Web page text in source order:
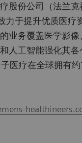
股份公司（法兰克
力于提升优质医疗
业务覆盖医学影
人工智能强化其
医疗在全球拥有